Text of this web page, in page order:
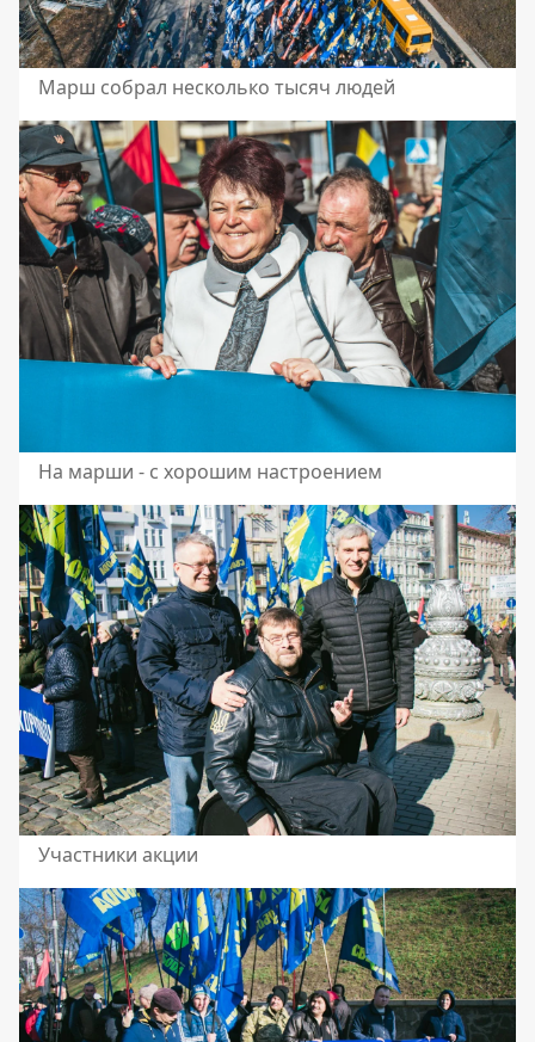
Марш собрал несколько тысяч людей
На марши - с хорошим настроением
Участники акции